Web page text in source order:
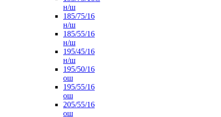
н/ш
185/75/16
н/ш
185/55/16
н/ш
195/45/16
н/ш
195/50/16
ош
195/55/16
ош
205/55/16
ош